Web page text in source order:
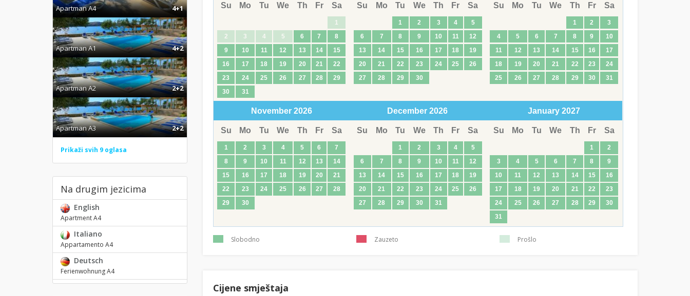
Apartman A4 4+1
Apartman A1 4+2
Apartman A2 2+2
Apartman A3 2+2
Prikaži svih 9 oglasa
Na drugim jezicima
English
Apartment A4
Italiano
Appartamento A4
Deutsch
Ferienwohnung A4
Su Mo Tu We Th Fr Sa
1
2
3 4 5 6 7
8
9
10 11 12 13 14
15
16
17 18 19 20 21
22
23
24 25 26 27 28
29
30
31
Su Mo Tu We Th Fr Sa
1 2 3 4
5
6
7 8 9 10 11
12
13
14 15 16 17 18
19
20
21 22 23 24 25
26
27
28 29 30
Su Mo Tu We Th Fr Sa
1 2
3
4
5 6 7 8 9
10
11
12 13 14 15 16
17
18
19 20 21 22 23
24
25
26 27 28 29 30 31
November 2026
Su Mo Tu We Th Fr Sa
1 2 3 4 5 6
7
8
9 10 11 12 13
14
15
16 17 18 19 20
21
22
23 24 25 26 27
28
29
30
December 2026
Su Mo Tu We Th Fr Sa
1 2 3 4
5
6
7 8 9 10 11
12
13
14 15 16 17 18
19
20
21 22 23 24 25
26
27
28 29 30 31
January 2027
Su Mo Tu We Th Fr Sa
1
2
3
4 5 6 7 8
9
10
11 12 13 14 15
16
17
18 19 20 21 22
23
24
25 26 27 28 29
30
31
Slobodno Zauzeto Prošlo
Cijene smještaja